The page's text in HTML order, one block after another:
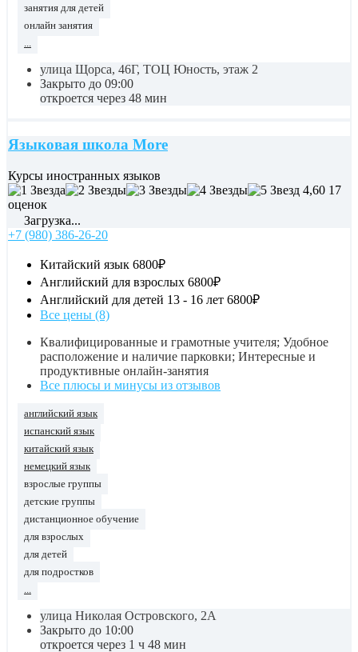
занятия для детей
онлайн занятия
улица Щорса, 46Г, ТОЦ Юность, этаж 2
Закрыто до 09:00
откроется через 48 мин
Языковая школа More
Курсы иностранных языков
4,60 17
оценок
Загрузка...
+7 (980) 386-26-20
Китайский язык 6800₽
Английский для взрослых 6800₽
Английский для детей 13 - 16 лет 6800₽
Все цены (8)
Квалифицированные и грамотные учителя; Удобное
расположение и наличие парковки; Интересные и
продуктивные онлайн-занятия
Все плюсы и минусы из отзывов
английский язык
испанский язык
китайский язык
немецкий язык
взрослые группы
детские группы
дистанционное обучение
для взрослых
для детей
для подростков
...
улица Николая Островского, 2А
Закрыто до 10:00
откроется через 1 ч 48 мин